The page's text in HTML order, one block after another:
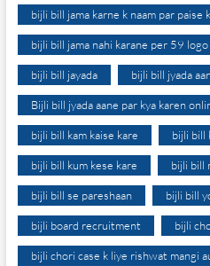
bijli bill jama karne k naam par paise
bijli bill jama nahi karane per 59
bijli bill jayada bijli bill jyada
Bijli bill jyada aane par kya karen
bijli bill kam kaise kare bijli bill
bijli bill kum kese kare bijli bill
bijli bill se pareshaan bijli bill
bijli board recruitment bijli
bijli chori case k liye rishwat mangi